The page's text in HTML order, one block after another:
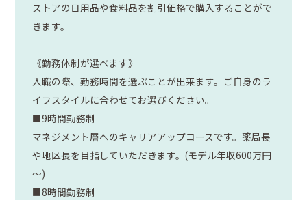
ストアの日用品や食料品を割引価格で購入することがで
きます。
《勤務体制が選べます》
入職の際、勤務時間を選ぶことが出来ます。ご自身のラ
イフスタイルに合わせてお選びください。
■9時間勤務制
マネジメント層へのキャリアアップコースです。薬局長
や地区長を目指していただきます。(モデル年収600万円
～)
■8時間勤務制